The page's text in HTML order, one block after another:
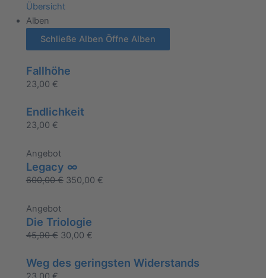
Übersicht
Alben
Schließe Alben Öffne Alben
Fallhöhe
23,00 €
Endlichkeit
23,00 €
Angebot
Legacy ∞
600,00€ 350,00 €
Angebot
Die Triologie
45,00€ 30,00 €
Weg des geringsten Widerstands